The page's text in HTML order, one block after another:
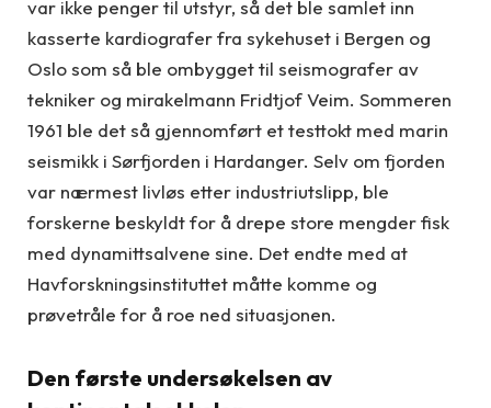
var ikke penger til utstyr, så det ble samlet inn
kasserte kardiografer fra sykehuset i Bergen og
Oslo som så ble ombygget til seismografer av
tekniker og mirakelmann Fridtjof Veim. Sommeren
1961 ble det så gjennomført et testtokt med marin
seismikk i Sørfjorden i Hardanger. Selv om fjorden
var nærmest livløs etter industriutslipp, ble
forskerne beskyldt for å drepe store mengder fisk
med dynamittsalvene sine. Det endte med at
Havforskningsinstituttet måtte komme og
prøvetråle for å roe ned situasjonen.
Den første undersøkelsen av